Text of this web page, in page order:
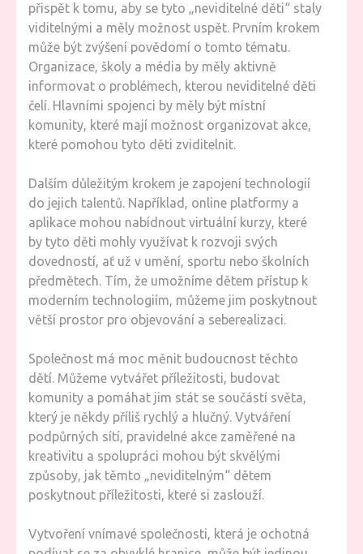
přispět k tomu, aby se tyto „neviditelné děti“ staly
viditelnými a měly možnost uspět. Prvním krokem
může být zvýšení povědomí o tomto tématu.
Organizace, školy a média by měly aktivně
informovat o problémech, kterou neviditelné děti
čelí. Hlavními spojenci by měly být místní
komunity, které mají možnost organizovat akce,
které pomohou tyto děti zviditelnit.
Dalším důležitým krokem je zapojení technologií
do jejich talentů. Například, online platformy a
aplikace mohou nabídnout virtuální kurzy, které
by tyto děti mohly využívat k rozvoji svých
dovedností, ať už v umění, sportu nebo školních
předmětech. Tím, že umožníme dětem přístup k
moderním technologiím, můžeme jim poskytnout
větší prostor pro objevování a seberealizaci.
Společnost má moc měnit budoucnost těchto
dětí. Můžeme vytvářet příležitosti, budovat
komunity a pomáhat jim stát se součástí světa,
který je někdy příliš rychlý a hlučný. Vytváření
podpůrných sítí, pravidelné akce zaměřené na
kreativitu a spolupráci mohou být skvělými
způsoby, jak těmto „neviditelným“ dětem
poskytnout příležitosti, které si zaslouží.
Vytvoření vnímavé společnosti, která je ochotná